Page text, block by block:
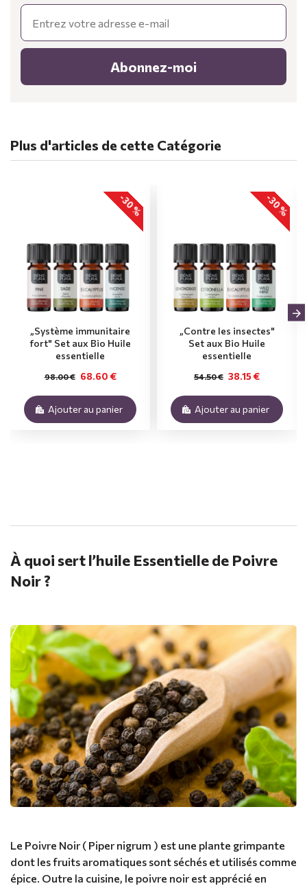
Email
Abonnez-moi
Plus d'articles de cette Catégorie
-30 %
„Système immunitaire
fort" Set aux Bio Huile
essentielle
68.60 €
98.00 €
Ajouter au panier
-30 %
„Contre les insectes"
Set aux Bio Huile
essentielle
38.15 €
54.50 €
Ajouter au panier
À quoi sert l’huile Essentielle de Poivre
Noir ?
Le Poivre Noir ( Piper nigrum ) est une plante grimpante
dont les fruits aromatiques sont séchés et utilisés comme
épice. Outre la cuisine, le poivre noir est apprécié en